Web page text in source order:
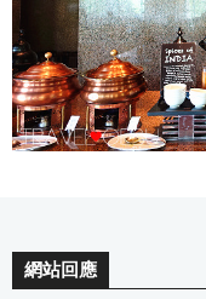
網站回應